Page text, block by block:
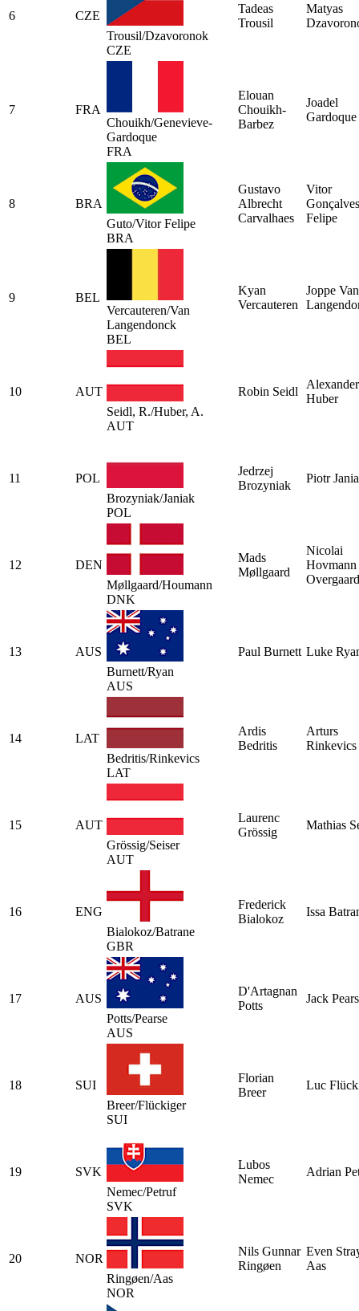
6
CZE
Trousil/Dzavoronok
CZE
Tadeas
Trousil
Matyas
7
FRA
Chouikh/Genevieve-
Gardoque
FRA
Elouan
Chouikh-
Barbez
Joadel
Gardoque
8
BRA
Guto/Vitor Felipe
BRA
Gustavo
Albrecht
Carvalhaes
Vitor
Gonçalves
Felipe
9
BEL
Vercauteren/Van
Langendonck
BEL
Kyan
Vercauteren
Joppe Van
10
AUT
Seidl, R./Huber, A.
AUT
Robin Seidl
Alexander
Huber
11
POL
Brozyniak/Janiak
POL
Jedrzej
Brozyniak
Piotr
12
DEN
Møllgaard/Houmann
DNK
Mads
Møllgaard
Nicolai
Hovmann
Overgaard
13
AUS
Burnett/Ryan
AUS
Paul Burnett Luke
14
LAT
Bedritis/Rinkevics
LAT
Ardis
Bedritis
Arturs
Rinkevics
15
AUT
Grössig/Seiser
AUT
Laurenc
Grössig
Mathias
16
ENG
Bialokoz/Batrane
GBR
Frederick
Bialokoz
Issa
17
AUS
Potts/Pearse
AUS
D'Artagnan
Potts
Jack
18
SUI
Breer/Flückiger
SUI
Florian
Breer
Luc
19
SVK
Nemec/Petruf
SVK
Lubos
Nemec
Adrian
20
NOR
Ringøen/Aas
NOR
Nils Gunnar
Ringøen
Even
Aas